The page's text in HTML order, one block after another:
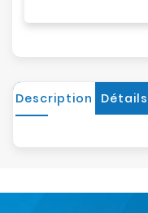
Description Détails